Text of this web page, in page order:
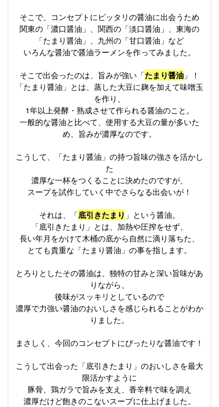
そこで、コンセプトにピッタリの醤油に出会うため
関東の「濃口醤油」、関西の「淡口醤油」、東海の
「たまり醤油」、九州の「甘口醤油」など
いろんな醤油で醤油ラーメンを作ってみました。
そこで出会ったのは、旨みが強い「たまり醤油 」！
「たまり醤油」とは、蒸した大豆に麹を加えて味噌玉
を作り、
1年以上発酵・熟成させて作られる醤油のこと。
一般的な醤油と比べて、使用する大豆の量が多いた
め、旨みが濃厚なのです。
こうして、「たまり醤油」の持つ旨味の強さを活かし
た
濃厚な一杯をつくることに決めたのですが、
スープを試作していく中でさらなる出会いが！
それは、「底引きたまり 」という醤油。
「底引きたまり」とは、加熱や圧搾をせず、
長い年月をかけて木桶の底から自然に滴り落ちた、
とても貴重な「たまり醤油」の事を指します。
とろりとしたその醤油は、独特の甘みと深い旨味があ
りながら、
後味がスッキリとしているので
濃厚で力強い醤油のおいしさを感じられることがわか
りました。
まさしく、今回のコンセプトにぴったりな醤油です！
こうして出会った「底引きたまり」のおいしさを最大
限活かすように
豚骨、鶏ガラで旨みを支え、香辛料で味を調え
濃厚だけど飽きのこないスープに仕上げました。